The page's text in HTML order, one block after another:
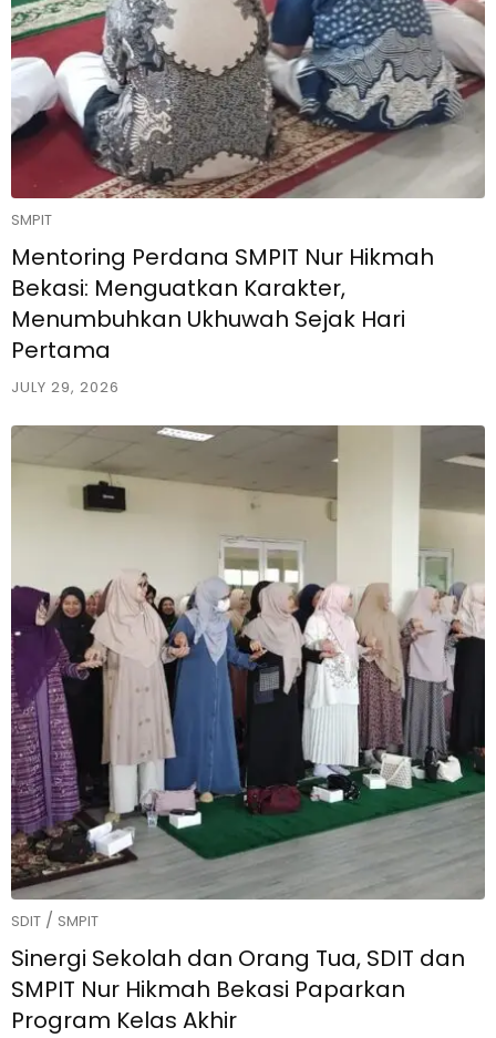
SMPIT
Mentoring Perdana SMPIT Nur Hikmah
Bekasi: Menguatkan Karakter,
Menumbuhkan Ukhuwah Sejak Hari
Pertama
JULY 29, 2026
SDIT / SMPIT
Sinergi Sekolah dan Orang Tua, SDIT dan
SMPIT Nur Hikmah Bekasi Paparkan
Program Kelas Akhir